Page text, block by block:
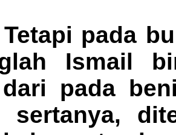
Tetapi pada
Ismail
pada
sertanya,